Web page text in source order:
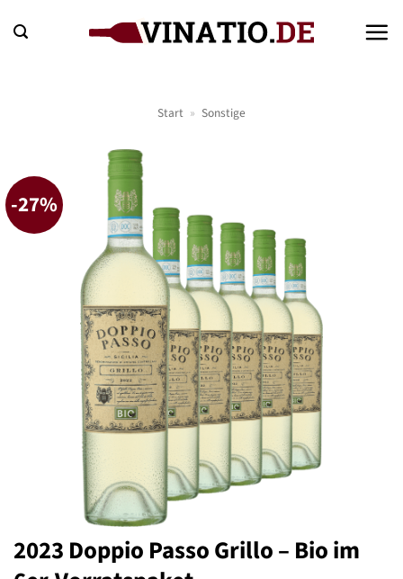
Inhalt
Start » Sonstige
-27%
2023 Doppio Passo Grillo – Bio im